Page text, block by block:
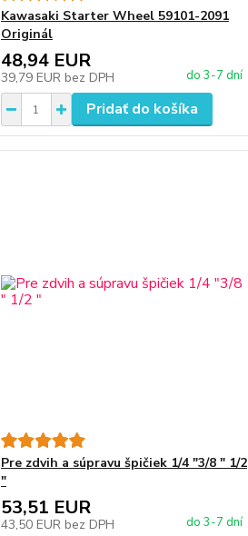
Kawasaki Starter Wheel 59101-2091
Originál
48,94 EUR
39,79 EUR bez DPH do 3-7 dní
Pridať do košíka
Pre zdvih a súpravu špičiek 1/4 "3/8 " 1/2
"
53,51 EUR
43,50 EUR bez DPH do 3-7 dní